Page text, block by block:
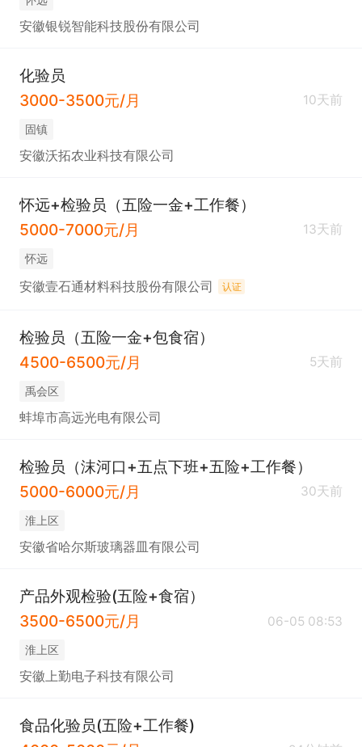
安徽银锐智能科技股份有限公司
化验员
3000-3500元/月
10天前
固镇
安徽沃拓农业科技有限公司
怀远+检验员（五险一金+工作餐）
5000-7000元/月
13天前
怀远
安徽壹石通材料科技股份有限公司 认证
检验员（五险一金+包食宿）
4500-6500元/月
5天前
禹会区
蚌埠市高远光电有限公司
检验员（沫河口+五点下班+五险+工作餐）
5000-6000元/月
30天前
淮上区
安徽省哈尔斯玻璃器皿有限公司
产品外观检验(五险+食宿）
3500-6500元/月
06-05 08:53
淮上区
安徽上勤电子科技有限公司
食品化验员(五险+工作餐)